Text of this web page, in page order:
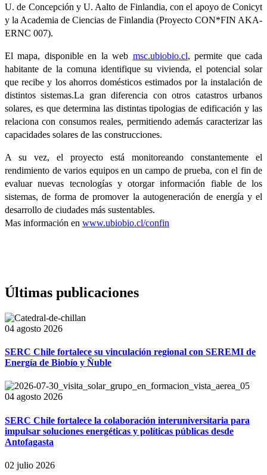
U. de Concepción y U. Aalto de Finlandia, con el apoyo de Conicyt
y la Academia de Ciencias de Finlandia (Proyecto CON*FIN AKA-
ERNC 007).
El mapa, disponible en la web msc.ubiobio.cl, permite que cada
habitante de la comuna identifique su vivienda, el potencial solar
que recibe y los ahorros domésticos estimados por la instalación de
distintos sistemas.La gran diferencia con otros catastros urbanos
solares, es que determina las distintas tipologias de edificación y las
relaciona con consumos reales, permitiendo además caracterizar las
capacidades solares de las construcciones.
A su vez, el proyecto está monitoreando constantemente el
rendimiento de varios equipos en un campo de prueba, con el fin de
evaluar nuevas tecnologías y otorgar información fiable de los
sistemas, de forma de promover la autogeneración de energía y el
desarrollo de ciudades más sustentables.
Mas información en www.ubiobio.cl/confin
Últimas publicaciones
04 agosto 2026
SERC Chile fortalece su vinculación regional con SEREMI de
Energía de Biobío y Ñuble
04 agosto 2026
SERC Chile fortalece la colaboración interuniversitaria para
impulsar soluciones energéticas y políticas públicas desde
Antofagasta
02 julio 2026